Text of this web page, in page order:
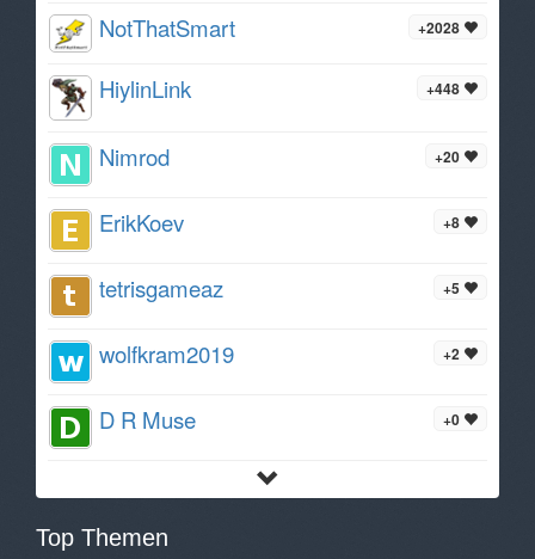
+2028
NotThatSmart
+448
HiylinLink
+20
Nimrod
+8
ErikKoev
+5
tetrisgameaz
+2
wolfkram2019
+0
D R Muse
Top Themen